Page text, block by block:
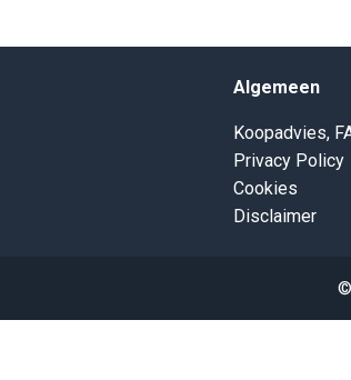
Algemeen
Koopadvies,
Privacy Policy
Cookies
Disclaimer
©